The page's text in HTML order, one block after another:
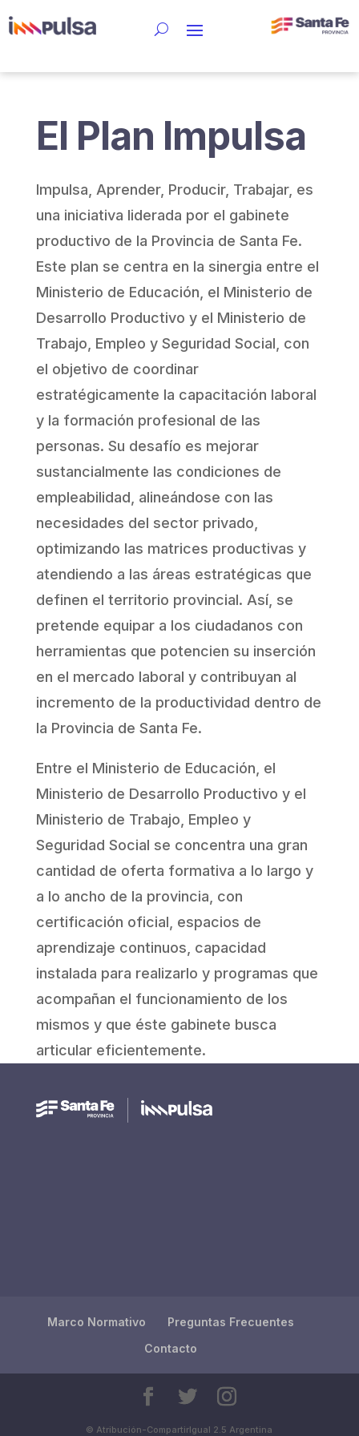
El Plan Impulsa
Impulsa, Aprender, Producir, Trabajar, es
una iniciativa liderada por el gabinete
productivo de la Provincia de Santa Fe.
Este plan se centra en la sinergia entre el
Ministerio de Educación, el Ministerio de
Desarrollo Productivo y el Ministerio de
Trabajo, Empleo y Seguridad Social, con
el objetivo de coordinar
estratégicamente la capacitación laboral
y la formación profesional de las
personas. Su desafío es mejorar
sustancialmente las condiciones de
empleabilidad, alineándose con las
necesidades del sector privado,
optimizando las matrices productivas y
atendiendo a las áreas estratégicas que
definen el territorio provincial. Así, se
pretende equipar a los ciudadanos con
herramientas que potencien su inserción
en el mercado laboral y contribuyan al
incremento de la productividad dentro de
la Provincia de Santa Fe.
Entre el Ministerio de Educación, el
Ministerio de Desarrollo Productivo y el
Ministerio de Trabajo, Empleo y
Seguridad Social se concentra una gran
cantidad de oferta formativa a lo largo y
a lo ancho de la provincia, con
certificación oficial, espacios de
aprendizaje continuos, capacidad
instalada para realizarlo y programas que
acompañan el funcionamiento de los
mismos y que éste gabinete busca
articular eficientemente.
Marco Normativo
Preguntas Frecuentes
Contacto
© Atribución-CompartirIgual 2.5 Argentina